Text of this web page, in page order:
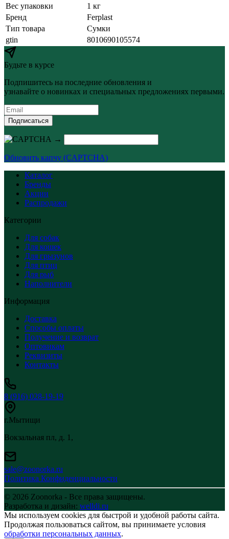
Вес упаковки
1 кг
Бренд
Ferplast
Тип товара
Сумки
gtin
8010690105574
Будьте в курсе
Подпишитесь на последние обновления и
узнавайте о новинках и специальных предложениях первыми.
Подписаться
→
Обновить капчу (CAPTCHA)
Каталог
Бренды
Акции
Распродажи
Категории
Для собак
Для кошек
Для грызунов
Для птиц
Для рыб
Наполнители
Информация
Доставка
Способы оплаты
Получение и возврат
Оптовикам
Реквизиты
Контакты
8 (916) 028-19-19
г.Мытищи
Вокзальная пл, д. 1,
sale@zoonorka.ru
Политика Конфиденциальности
© 2026 Zoonorka - Все права защищены.
Разработка и дизайн: welldi.ru
Мы используем cookies для быстрой и удобной работы сайта.
Продолжая пользоваться сайтом, вы принимаете условия
обработки персональных данных.